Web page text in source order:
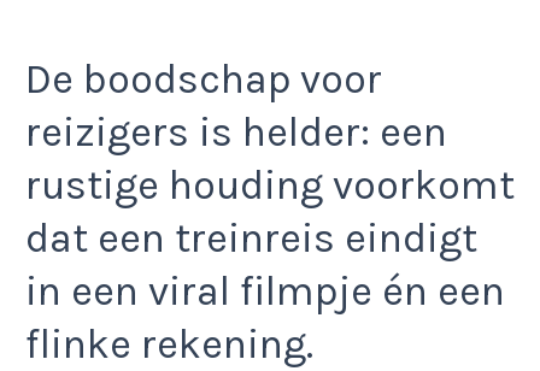
De boodschap voor
reizigers is helder: een
rustige houding voorkomt
dat een treinreis eindigt
in een viral filmpje én een
flinke rekening.